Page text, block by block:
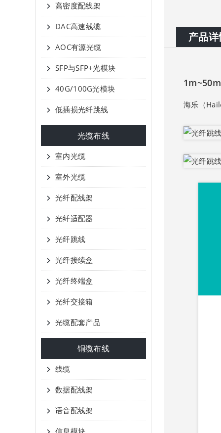
高密度配线架
DAC高速线缆
AOC有源光缆
SFP与SFP+光模块
40G/100G光模块
低插损光纤跳线
光缆布线
室内光缆
室外光缆
光纤配线架
光纤适配器
光纤跳线
光纤接续盒
光纤终端盒
光纤交接箱
光缆配套产品
铜缆布线
线缆
数据配线架
语音配线架
信息模块
产品
海乐（